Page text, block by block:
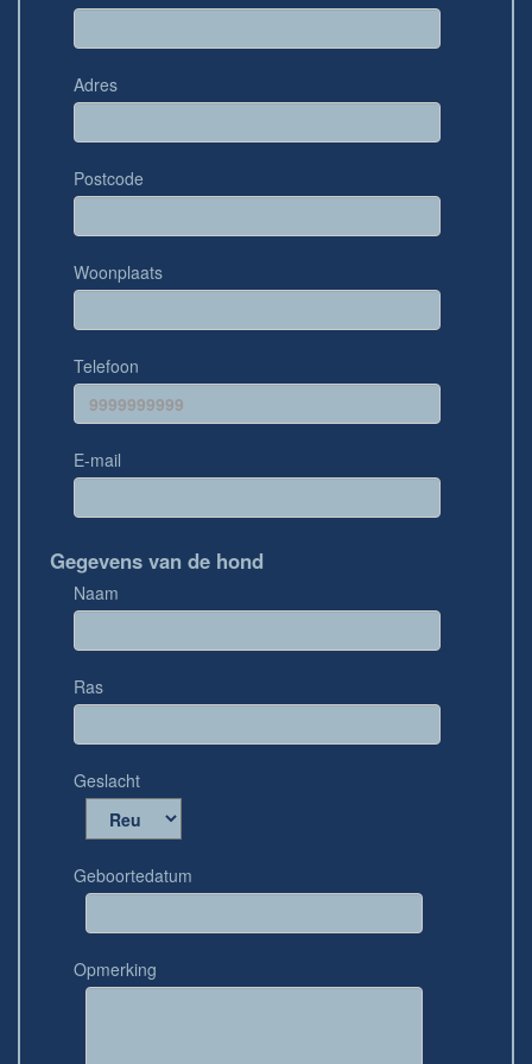
Adres
Postcode
Woonplaats
Telefoon
E-mail
Gegevens van de hond
Naam
Ras
Geslacht
Geboortedatum
Opmerking